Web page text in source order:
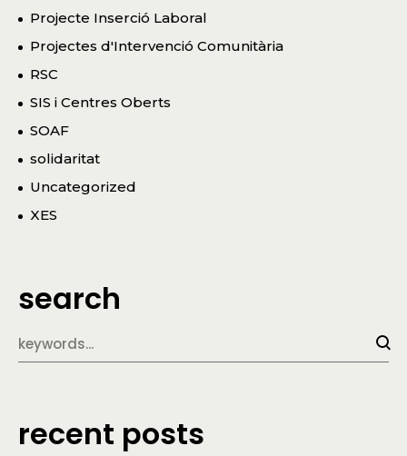
Projecte Inserció Laboral
Projectes d'Intervenció Comunitària
RSC
SIS i Centres Oberts
SOAF
solidaritat
Uncategorized
XES
search
recent posts